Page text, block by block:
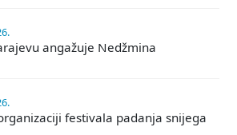
angažuje Nedžmina
festivala padanja snijega